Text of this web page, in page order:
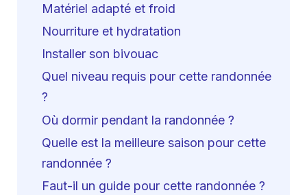
Matériel adapté et froid
Nourriture et hydratation
Installer son bivouac
Quel niveau requis pour cette randonnée
?
Où dormir pendant la randonnée ?
Quelle est la meilleure saison pour cette
randonnée ?
Faut-il un guide pour cette randonnée ?